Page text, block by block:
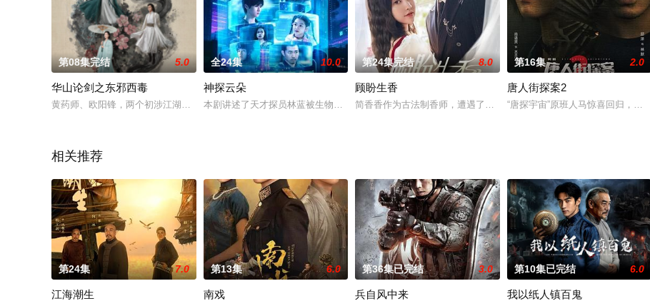
第08集完结 5.0
华山论剑之东邪西毒
黄药师、欧阳锋，两个初涉江湖之怪人，一个逍遥近似仙，一个天真如孩童，亦敌亦友，亦正亦邪，他们用自己的规则打破江湖秩序，掀起一场云
全24集 10.0
神探云朵
本剧讲述了天才探员林蓝被生物光线照射，变成10岁大小的小萝莉，顶替同事女儿云朵的身份继续探案的推
第24集完结 8.0
顾盼生香
简香香作为古法制香师，遭遇了男友顾佳成爱情和事业的双重背叛。
第16集 2.0
唐人街探案2
“唐探宇宙”原班人马惊喜回归，
相关推荐
第24集 7.0
江海潮生
第13集 6.0
南戏
第36集已完结 3.0
兵自风中来
第10集已完结 6.0
我以纸人镇百鬼